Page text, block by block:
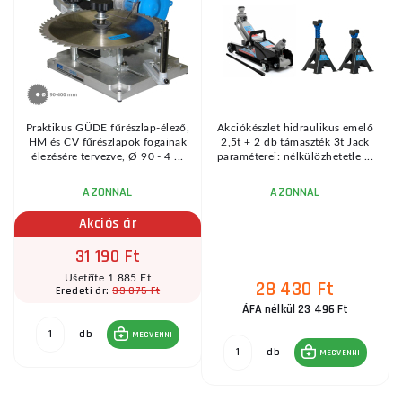
Praktikus GÜDE fűrészlap-élező,
HM és CV fűrészlapok fogainak
élezésére tervezve, Ø 90 - 4 ...
AZONNAL
Akciós ár
31 190 Ft
Ušetříte 1 885 Ft
Eredeti ár:33 075 Ft
db MEGVENNI
Akciókészlet hidraulikus emelő
2,5t + 2 db támaszték 3t Jack
paraméterei: nélkülözhetetle ...
AZONNAL
28 430 Ft
ÁFA nélkül 23 496 Ft
db MEGVENNI